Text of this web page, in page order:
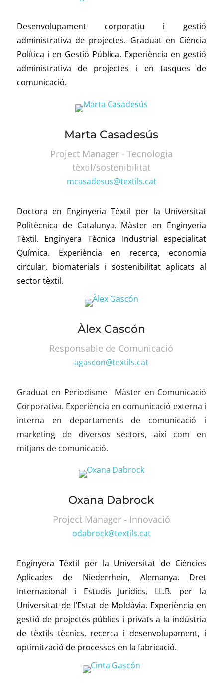
Desenvolupament corporatiu i gestió
administrativa de projectes. Graduat en Ciència
Política i en Gestió Pública. Experiència en gestió
administrativa de projectes i en tasques de
comunicació.
Marta Casadesús
Project Manager - Tecnologia
tèxtil/sostenibilitat
mcasadesus@textils.cat
Doctora en Enginyeria Tèxtil per la Universitat
Politècnica de Catalunya. Màster en Enginyeria
Tèxtil. Enginyera Tècnica Industrial especialitat
Química. Experiència en recerca, economia
circular, biomaterials i sostenibilitat aplicats al
sector tèxtil.
Àlex Gascón
Responsable de Comunicació
agascon@textils.cat
Graduat en Periodisme i Màster en Comunicació
Corporativa. Experiència en comunicació externa i
interna en departaments de comunicació i
marketing de diversos sectors, així com en
mitjans de comunicació.
Oxana Dabrock
Project Manager - Innovació
odabrock@textils.cat
Enginyera Tèxtil per la Universitat de Ciències
Aplicades de Niederrhein, Alemanya. Dret
Internacional i Estudis Jurídics, LL.B. per la
Universitat de l’Estat de Moldàvia. Experiència en
gestió de projectes públics i privats a la indústria
de tèxtils tècnics, recerca i desenvolupament, i
optimització de processos en la fabricació.